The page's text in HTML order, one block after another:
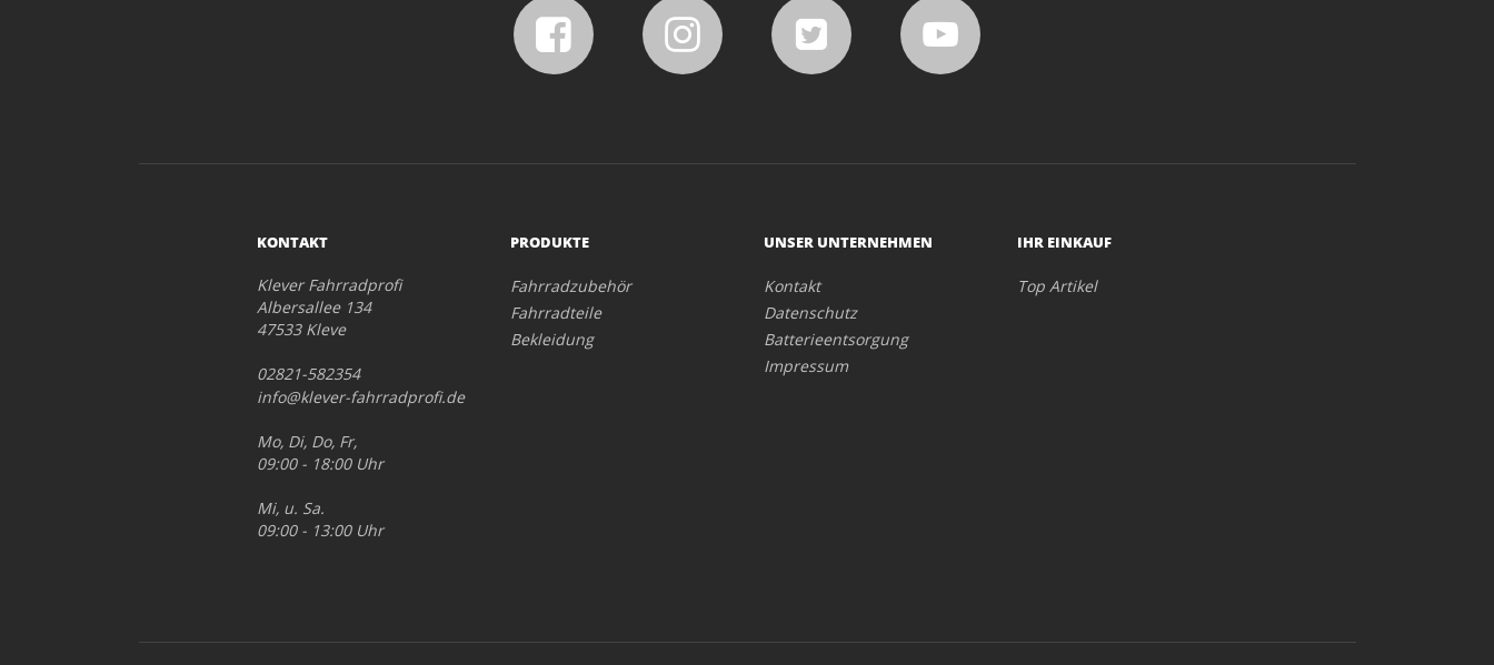
KONTAKT
Klever Fahrradprofi
Albersallee 134
47533 Kleve
02821-582354
info@klever-fahrradprofi.de
Mo, Di, Do, Fr,
09:00 - 18:00 Uhr
Mi, u. Sa.
09:00 - 13:00 Uhr
PRODUKTE
Fahrradzubehör
Fahrradteile
Bekleidung
UNSER UNTERNEHMEN
Kontakt
Datenschutz
Batterieentsorgung
Impressum
IHR EINKAUF
Top Artikel